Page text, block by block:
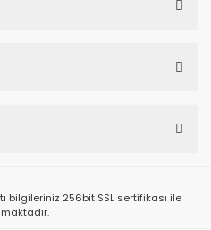
bilgileriniz 256bit SSL sertifikası ile